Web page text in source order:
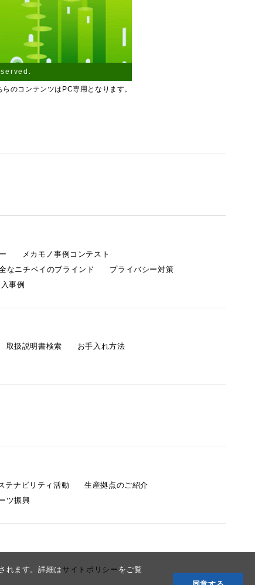
れます。詳細は サイトポリシー をご覧
のコンテンツはPC専用となります。
メカモノ事例コンテスト
なニチベイのブラインド
プライバシー対策
事例
取扱説明書検索
お手入れ方法
テナビリティ活動
生産拠点のご紹介
ツ振興